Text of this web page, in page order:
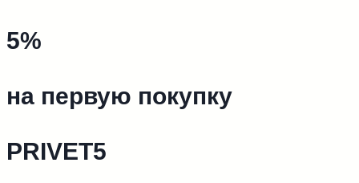
5%
на первую покупку
PRIVET5